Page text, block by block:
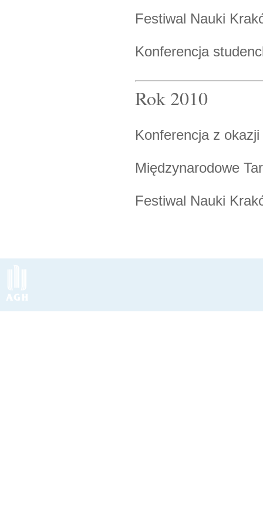
Festiwal Nauki
Konferencja
Rok 2010
Konferencja z
Międzynarodowe
Festiwal Nauki